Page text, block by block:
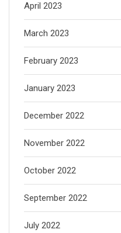
April 2023
March 2023
February 2023
January 2023
December 2022
November 2022
October 2022
September 2022
July 2022